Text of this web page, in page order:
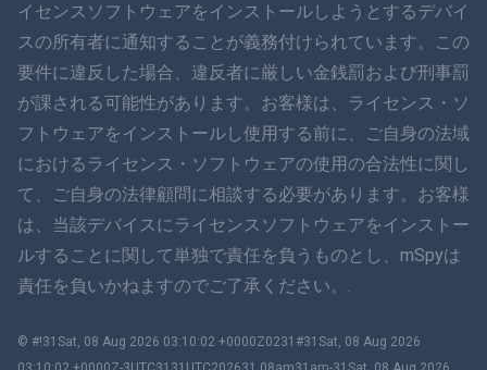
हिंदी
עברית
ロマン
Ελληνικά
ベトナム語
繁體中文
イセンスソフトウェアをインストールしようとするデバイ
スの所有者に通知することが義務付けられています。この
要件に違反した場合、違反者に厳しい金銭罰および刑事罰
が課される可能性があります。お客様は、ライセンス・ソ
フトウェアをインストールし使用する前に、ご自身の法域
におけるライセンス・ソフトウェアの使用の合法性に関し
て、ご自身の法律顧問に相談する必要があります。お客様
は、当該デバイスにライセンスソフトウェアをインストー
ルすることに関して単独で責任を負うものとし、mSpyは
責任を負いかねますのでご了承ください。.
© #!31Sat, 08 Aug 2026 03:10:02 +0000Z0231#31Sat, 08 Aug 2026